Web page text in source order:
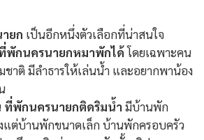
ยก เป็นอีกหนึ่งตัวเลือกที่น่าสนใจ
พักนครนายกหมาพักได้โดยเฉพาะคน
าติ มีลำธารให้เล่นน้ำ และอยากพาน้อง
ที่พักนครนายกติดริมน้ำมีบ้านพัก
แต่บ้านพักขนาดเล็ก บ้านพักครอบครัว